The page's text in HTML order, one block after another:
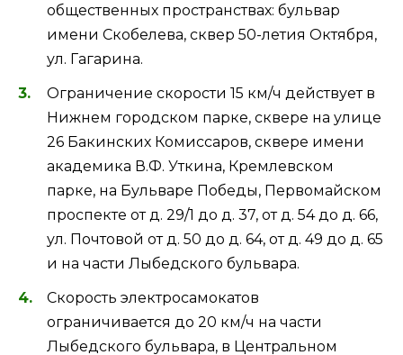
общественных пространствах: бульвар
имени Скобелева, сквер 50-летия Октября,
ул. Гагарина.
Ограничение скорости 15 км/ч действует в
Нижнем городском парке, сквере на улице
26 Бакинских Комиссаров, сквере имени
академика В.Ф. Уткина, Кремлевском
парке, на Бульваре Победы, Первомайском
проспекте от д. 29/1 до д. 37, от д. 54 до д. 66,
ул. Почтовой от д. 50 до д. 64, от д. 49 до д. 65
и на части Лыбедского бульвара.
Скорость электросамокатов
ограничивается до 20 км/ч на части
Лыбедского бульвара, в Центральном